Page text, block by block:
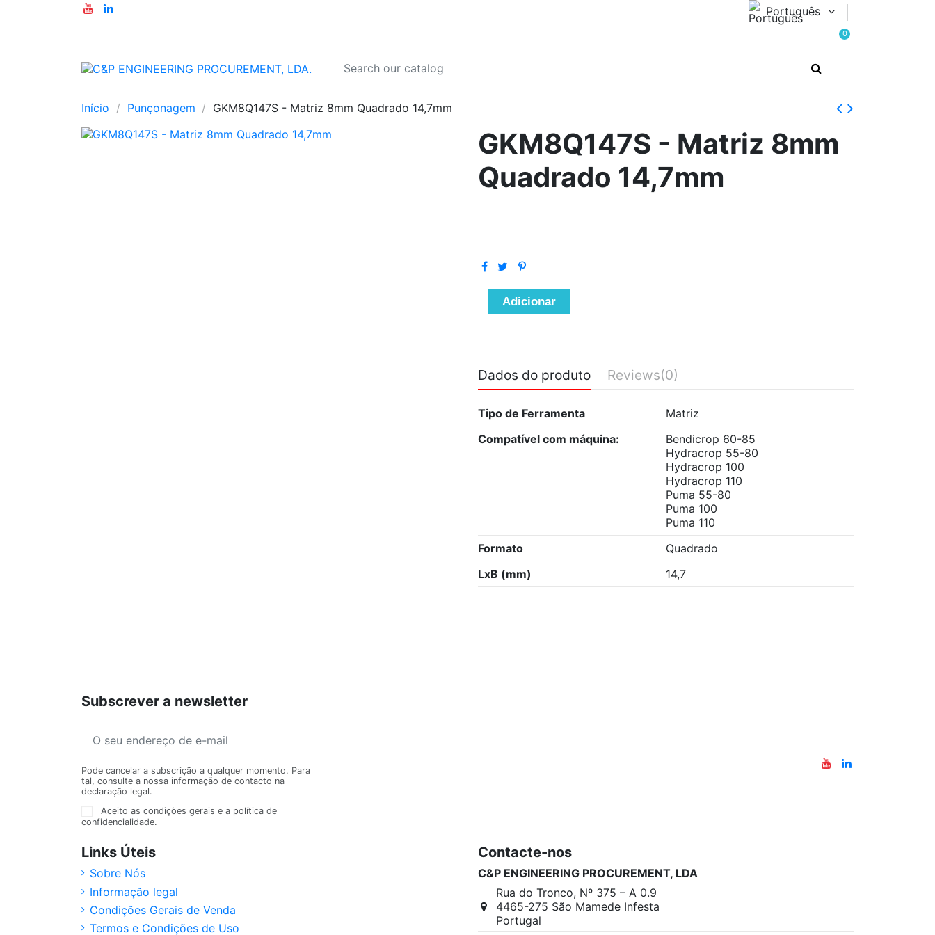
Português
0
Início Punçonagem GKM8Q147S - Matriz 8mm Quadrado 14,7mm
GKM8Q147S - Matriz 8mm
Quadrado 14,7mm
Adicionar
Dados do produto Reviews(0)
Tipo de Ferramenta
Matriz
Compatível com máquina:
Bendicrop 60-85
Hydracrop 55-80
Hydracrop 100
Hydracrop 110
Puma 55-80
Puma 100
Puma 110
Formato
Quadrado
LxB (mm)
14,7
Subscrever a newsletter
Pode cancelar a subscrição a qualquer momento. Para
tal, consulte a nossa informação de contacto na
declaração legal.
Aceito as condições gerais e a política de
confidencialidade.
Links Úteis
Sobre Nós
Informação legal
Condições Gerais de Venda
Termos e Condições de Uso
Contacte-nos
C&P ENGINEERING PROCUREMENT, LDA
Rua do Tronco, Nº 375 – A 0.9
4465-275 São Mamede Infesta
Portugal